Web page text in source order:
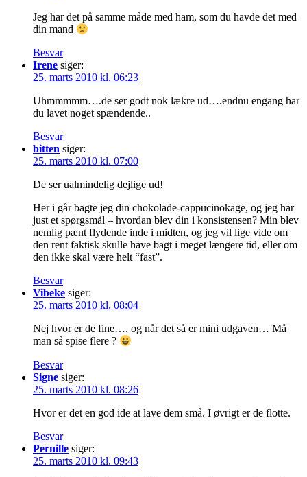
Jeg har det på samme måde med ham, som du havde det med
din mand
Besvar
Irene siger:
25. marts 2010 kl. 06:23
Uhmmmmm….de ser godt nok lækre ud….endnu engang har
du lavet noget spændende..
Besvar
bitten siger:
25. marts 2010 kl. 07:00
De ser ualmindelig dejlige ud!
Her i går bagte jeg din chokolade-cappucinokage, og jeg har
just et spørgsmål – hvordan blev din i konsistensen? Min blev
nemlig pænt flydende inde i midten, og jeg vil lige vide om
den rent faktisk skulle have bagt i meget længere tid, eller om
den ikke skal være helt “fast”.
Besvar
Vibeke siger:
25. marts 2010 kl. 08:04
Nej hvor er de fine…. og når det så er mini udgaven… Må
man så spise flere ?
Besvar
Signe siger:
25. marts 2010 kl. 08:26
Hvor er det en god ide at lave dem små. I øvrigt er de flotte.
Besvar
Pernille siger:
25. marts 2010 kl. 09:43